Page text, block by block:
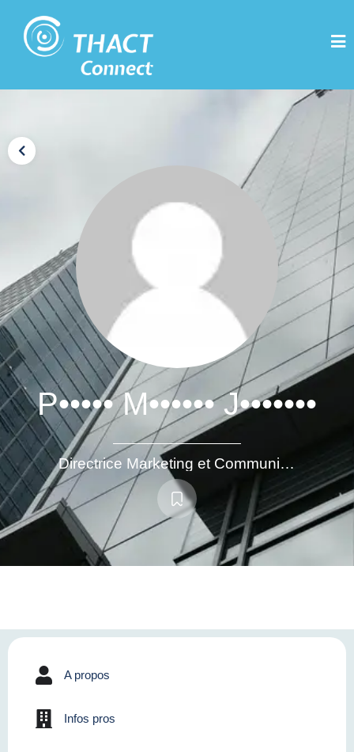
P••••• M•••••• J•••••••
Directrice Marketing et Communication
A propos
Infos pros